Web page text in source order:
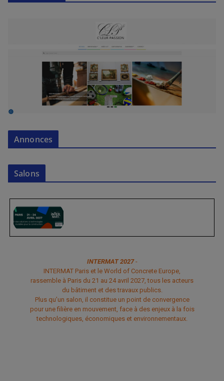
Annonces
Salons
INTERMAT 2027-
INTERMAT Paris et le World of Concrete Europe,
rassemble à Paris du 21 au 24 avril 2027, tous les acteurs
du bâtiment et des travaux publics.
Plus qu’un salon, il constitue un point de convergence
pour une filière en mouvement, face à des enjeux à la fois
technologiques, économiques et environnementaux.